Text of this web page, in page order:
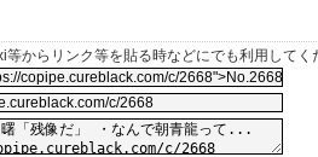
からリンク等を貼る時などにでも利用してく